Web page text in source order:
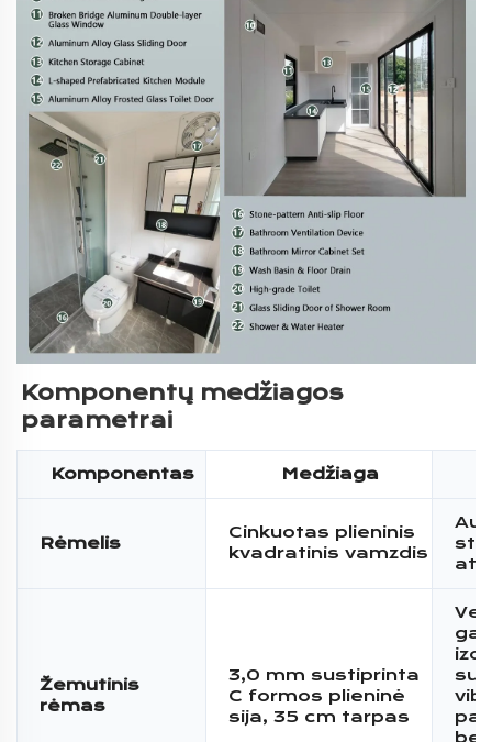
Komponentų medžiagos
parametrai
Komponentas Medžiaga
Rėmelis
Cinkuotas plieninis
kvadratinis vamzdis
Žemutinis
rėmas
3,0 mm sustiprinta
C formos plieninė
sija, 35 cm tarpas